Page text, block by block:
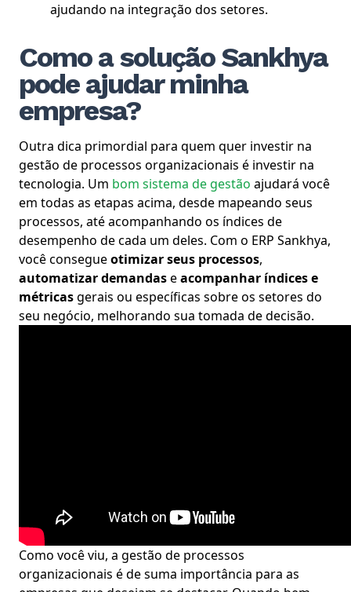
ajudando na integração dos setores.
Como a solução Sankhya
pode ajudar minha
empresa?
Outra dica primordial para quem quer investir na
gestão de processos organizacionais é investir na
tecnologia. Um bom sistema de gestão ajudará você
em todas as etapas acima, desde mapeando seus
processos, até acompanhando os índices de
desempenho de cada um deles. Com o ERP Sankhya,
você consegueotimizar seus processos,
automatizar demandaseacompanhar índices e
métricasgerais ou específicas sobre os setores do
seu negócio, melhorando sua tomada de decisão.
Como você viu, a gestão de processos
organizacionais é de suma importância para as